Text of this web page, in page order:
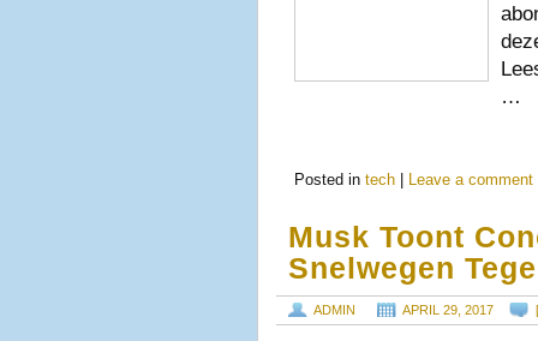
…
Posted in tech Leave a comment
Musk Toont
Snelwegen
ADMIN APRIL 29, 2017